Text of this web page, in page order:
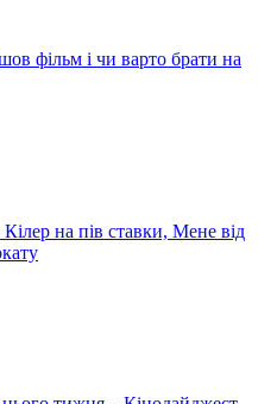
фільм і чи варто брати на
на пів ставки, Мене від